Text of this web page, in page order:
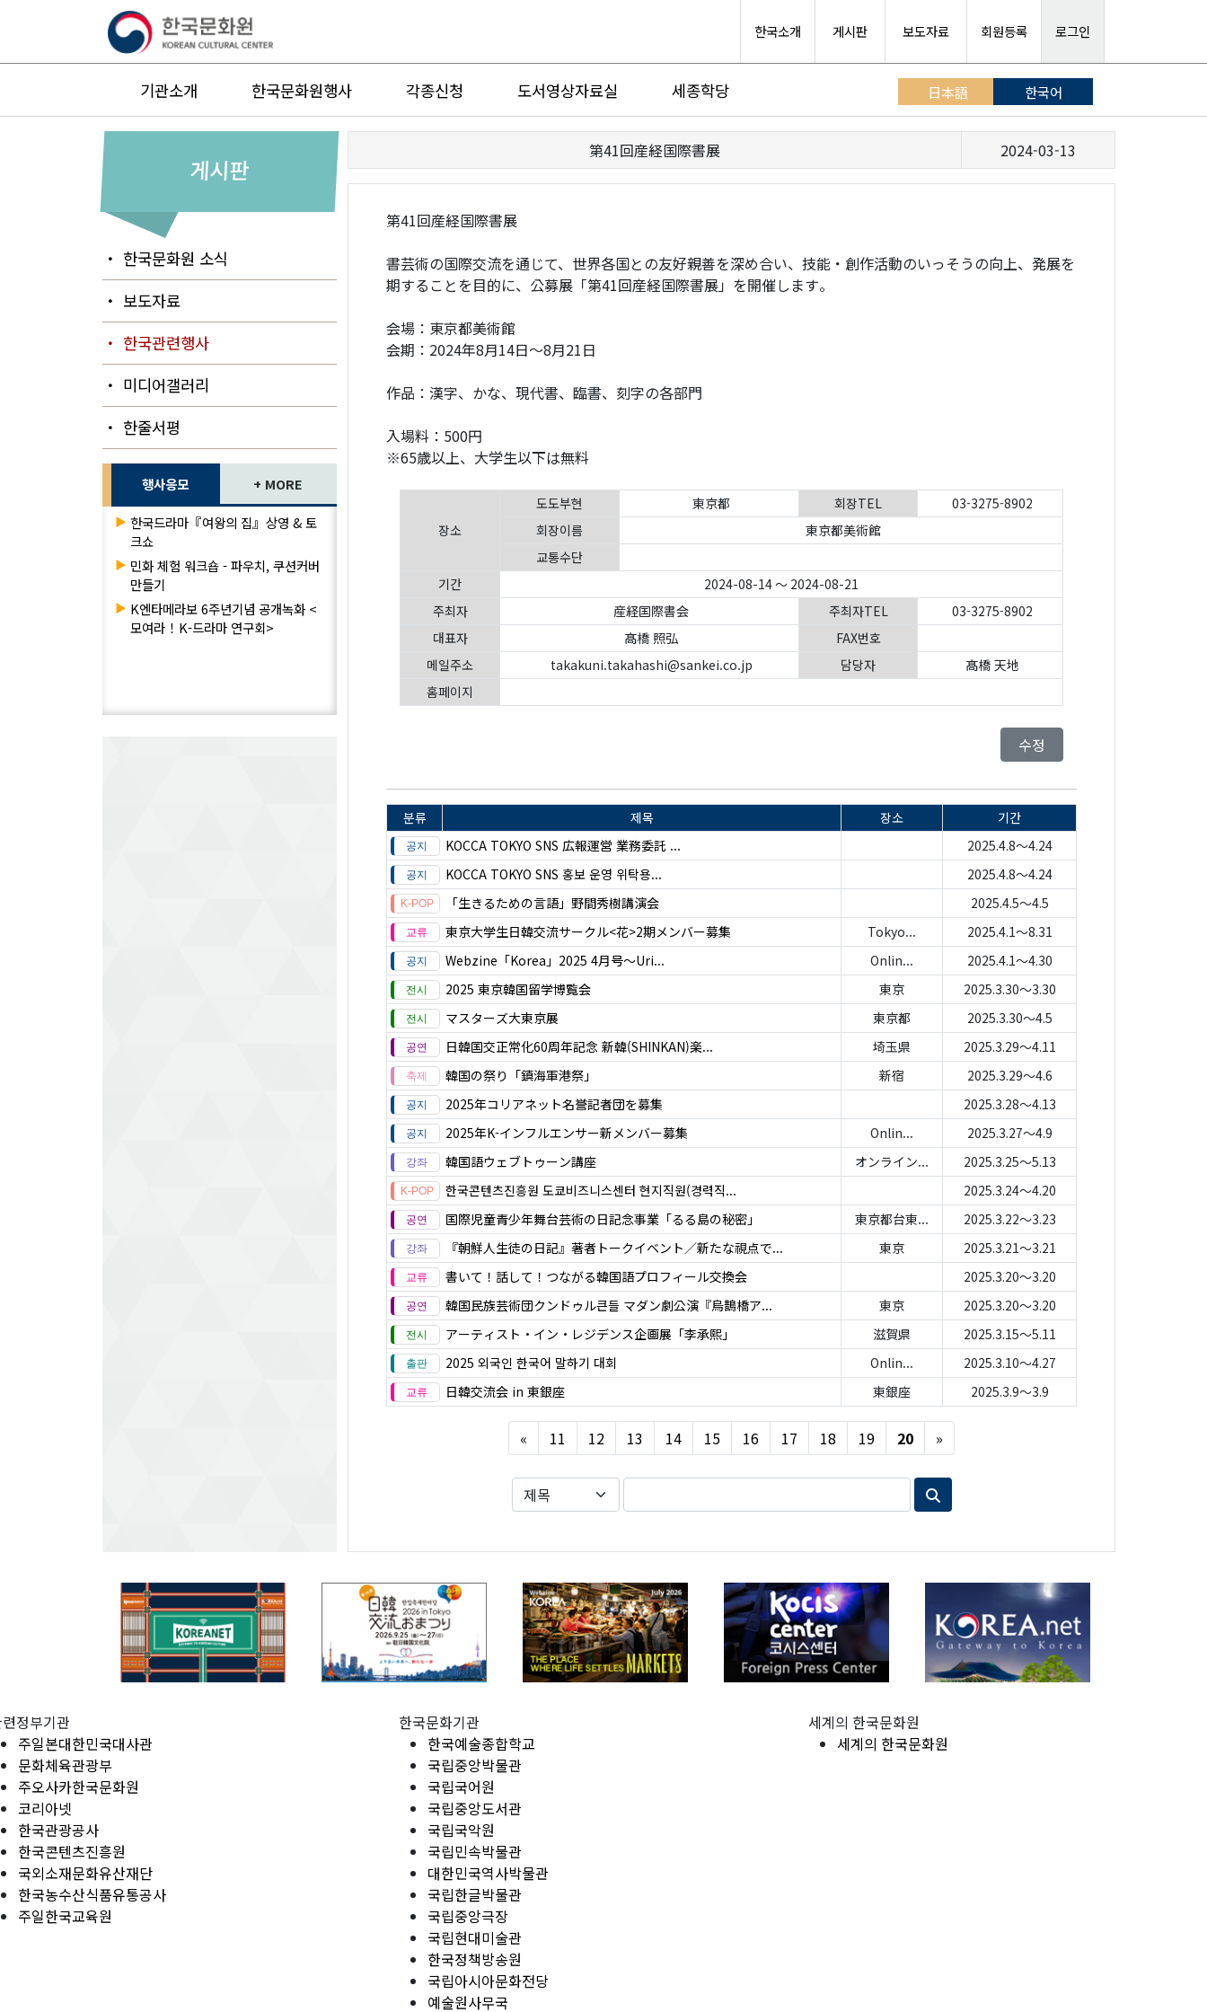
한국소개 게시판 보도자료 회원등록 로그인
기관소개 한국문화원행사 각종신청 도서영상자료실 세종학당 日本語 한국어
게시판
・ 한국문화원 소식
・ 보도자료
・ 한국관련행사
・ 미디어갤러리
・ 한줄서평
행사응모 + MORE
▶ 한국드라마『여왕의 집』상영 & 토
크쇼
▶ 민화 체험 워크숍 - 파우치, 쿠션커버
만들기
▶ K엔타메라보 6주년기념 공개녹화 <
모여라！K-드라마 연구회>
第41回産経国際書展 2024-03-13
第41回産経国際書展
書芸術の国際交流を通じて、世界各国との友好親善を深め合い、技能・創作活動のいっそうの向上、発展を
期することを目的に、公募展「第41回産経国際書展」を開催します。
会場：東京都美術館
会期：2024年8月14日～8月21日
作品：漢字、かな、現代書、臨書、刻字の各部門
入場料：500円
※65歳以上、大学生以下は無料
장소
도도부현 東京都 회장TEL
03-3275-8902
회장이름
東京都美術館
교통수단
기간
2024-08-14 ～ 2024-08-21
주최자
産経国際書会 주최자TEL
03-3275-8902
대표자
髙橋 照弘
FAX번호
메일주소
takakuni.takahashi@sankei.co.jp 담당자
髙橋 天地
홈페이지
수정
분류 제목 장소
기간
KOCCA TOKYO SNS 広報運営 業務委託 ...
2025.4.8～4.24
KOCCA TOKYO SNS 홍보 운영 위탁용...
2025.4.8～4.24
「生きるための言語」野間秀樹講演会
2025.4.5～4.5
東京大学生日韓交流サークル<花>2期メンバー募集
Tokyo...
2025.4.1～8.31
Webzine「Korea」2025 4月号～Uri...
Onlin...
2025.4.1～4.30
2025 東京韓国留学博覧会
東京
2025.3.30～3.30
マスターズ大東京展
東京都
2025.3.30～4.5
日韓国交正常化60周年記念 新韓(SHINKAN)楽...
埼玉県
2025.3.29～4.11
韓国の祭り「鎮海軍港祭」
新宿
2025.3.29～4.6
2025年コリアネット名誉記者団を募集
2025.3.28～4.13
2025年K-インフルエンサー新メンバー募集
Onlin...
2025.3.27～4.9
韓国語ウェブトゥーン講座
オンライン...
2025.3.25～5.13
한국콘텐츠진흥원 도쿄비즈니스센터 현지직원(경력직...
2025.3.24～4.20
国際児童青少年舞台芸術の日記念事業「るる島の秘密」
東京都台東...
2025.3.22～3.23
『朝鮮人生徒の日記』著者トークイベント／新たな視点で...
東京
2025.3.21～3.21
書いて！話して！つながる韓国語プロフィール交換会
2025.3.20～3.20
韓国民族芸術団クンドゥル큰들 マダン劇公演『烏鵲橋ア...
東京
2025.3.20～3.20
アーティスト・イン・レジデンス企画展「李承熙」
滋賀県
2025.3.15～5.11
2025 외국인 한국어 말하기 대회
Onlin...
2025.3.10～4.27
日韓交流会 in 東銀座
東銀座 2025.3.9～3.9
« Previous
11 12 13 14 15 16 17 18 19 20 »
정부기관
주일본대한민국대사관
문화체육관광부
주오사카한국문화원
코리아넷
한국관광공사
한국콘텐츠진흥원
국외소재문화유산재단
한국농수산식품유통공사
주일한국교육원
한국문화기관
한국예술종합학교
국립중앙박물관
국립국어원
국립중앙도서관
국립국악원
국립민속박물관
대한민국역사박물관
국립한글박물관
국립중앙극장
국립현대미술관
한국정책방송원
국립아시아문화전당
예술원사무국
세계의 한국문화원
세계의 한국문화원